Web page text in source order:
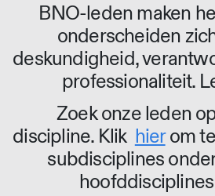
BNO-leden maken
onderscheiden
deskundigheid,
professionaliteit.
Zoek onze leden
discipline. Klik hierom
subdisciplines